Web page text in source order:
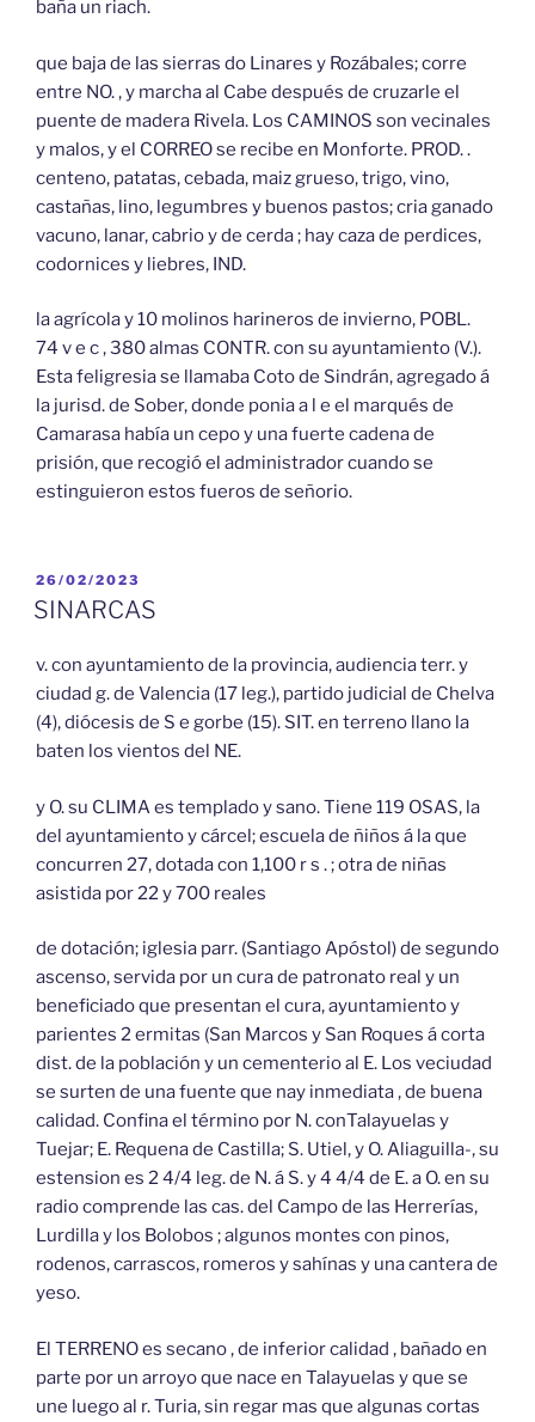
baña un riach.
que baja de las sierras do Linares y Rozábales; corre
entre NO. , y marcha al Cabe después de cruzarle el
puente de madera Rivela. Los CAMINOS son vecinales
y malos, y el CORREO se recibe en Monforte. PROD. .
centeno, patatas, cebada, maiz grueso, trigo, vino,
castañas, lino, legumbres y buenos pastos; cria ganado
vacuno, lanar, cabrio y de cerda ; hay caza de perdices,
codornices y liebres, IND.
la agrícola y 10 molinos harineros de invierno, POBL.
74 v e c , 380 almas CONTR. con su ayuntamiento (V.).
Esta feligresia se llamaba Coto de Sindrán, agregado á
la jurisd. de Sober, donde ponia a l e el marqués de
Camarasa había un cepo y una fuerte cadena de
prisión, que recogió el administrador cuando se
estinguieron estos fueros de señorio.
PUBLICADO
EL
26/02/2023
SINARCAS
v. con ayuntamiento de la provincia, audiencia terr. y
ciudad g. de Valencia (17 leg.), partido judicial de Chelva
(4), diócesis de S e gorbe (15). SIT. en terreno llano la
baten los vientos del NE.
y O. su CLIMA es templado y sano. Tiene 119 OSAS, la
del ayuntamiento y cárcel; escuela de ñiños á la que
concurren 27, dotada con 1,100 r s . ; otra de niñas
asistida por 22 y 700 reales
de dotación; iglesia parr. (Santiago Apóstol) de segundo
ascenso, servida por un cura de patronato real y un
beneficiado que presentan el cura, ayuntamiento y
parientes 2 ermitas (San Marcos y San Roques á corta
dist. de la población y un cementerio al E. Los veciudad
se surten de una fuente que nay inmediata , de buena
calidad. Confina el término por N. conTalayuelas y
Tuejar; E. Requena de Castilla; S. Utiel, y O. Aliaguilla-, su
estension es 2 4/4 leg. de N. á S. y 4 4/4 de E. a O. en su
radio comprende las cas. del Campo de las Herrerías,
Lurdilla y los Bolobos ; algunos montes con pinos,
rodenos, carrascos, romeros y sahínas y una cantera de
yeso.
El TERRENO es secano , de inferior calidad , bañado en
parte por un arroyo que nace en Talayuelas y que se
une luego al r. Turia, sin regar mas que algunas cortas